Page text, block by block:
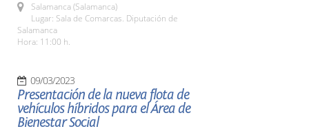
Salamanca (Salamanca)
Lugar: Sala de Comarcas. Diputación de
Salamanca
Hora: 11:00 h.
09/03/2023
Presentación de la nueva flota de
vehículos híbridos para el Área de
Bienestar Social